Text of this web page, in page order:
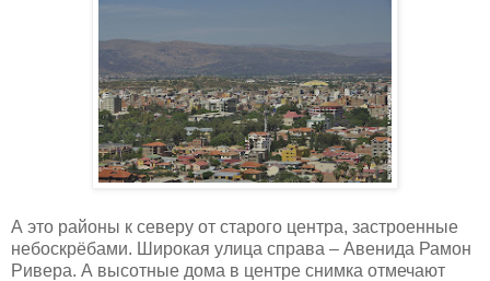
А это районы к северу от старого центра, застроенные
небоскрёбами. Широкая улица справа – Авенида Рамон
Ривера. А высотные дома в центре снимка отмечают